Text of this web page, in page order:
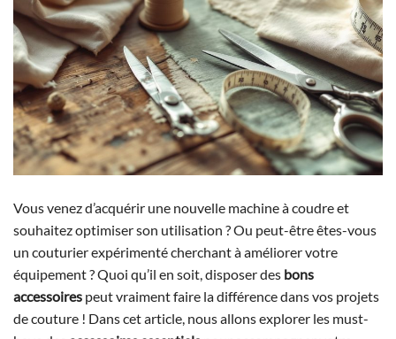
Vous venez d’acquérir une nouvelle machine à coudre et
souhaitez optimiser son utilisation ? Ou peut-être êtes-vous
un couturier expérimenté cherchant à améliorer votre
équipement ? Quoi qu’il en soit, disposer des bons
accessoires peut vraiment faire la différence dans vos projets
de couture ! Dans cet article, nous allons explorer les must-